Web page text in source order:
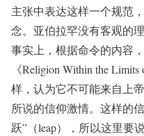
主张中表达这样一个规范
念。亚伯拉罕没有客观的
事实上，根据命令的内容
《Religion Within the
样，认为它不可能来自上
所说的信仰激情。这样的
跃”（leap），所以这里要